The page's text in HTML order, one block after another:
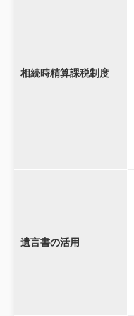
相続時精算課税制度
遺言書の活用